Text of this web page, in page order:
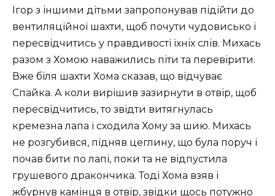
Ігор з іншими дітьми запропонував підійти до
вентиляційної шахти, щоб почути чудовисько і
пересвідчитись у правдивості їхніх слів. Михась
разом з Хомою наважились піти та перевірити.
Вже біля шахти Хома сказав, що відчуває
Спайка. А коли вирішив зазирнути в отвір, щоб
пересвідчитись, то звідти витягнулась
кремезна лапа і сходила Хому за шию. Михась
не розгубився, підняв цеглину, що була поруч і
почав бити по лапі, поки та не відпустила
грушевого дракончика. Тоді Хома взяв і
жбурнув камінця в отвір, звідки щось потужно